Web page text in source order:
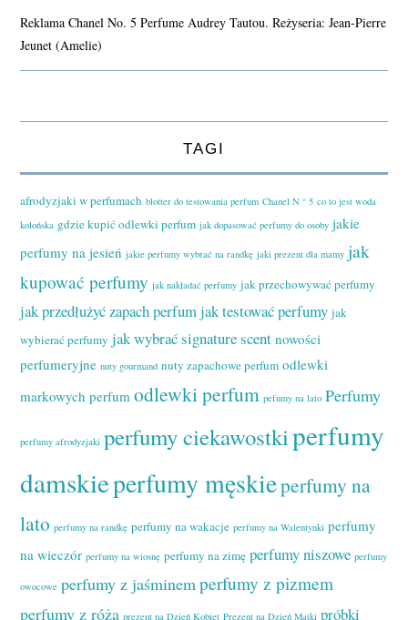
Reklama Chanel No. 5 Perfume Audrey Tautou. Reżyseria: Jean-Pierre
Jeunet (Amelie)
TAGI
afrodyzjaki w perfumach blotter do testowania perfum Chanel N ° 5 co to jest woda
kolońska gdzie kupić odlewki perfum jak dopasować perfumy do osoby jakie
perfumy na jesień jakie perfumy wybrać na randkę jaki prezent dla mamy jak
kupować perfumy jak nakładać perfumy jak przechowywać perfumy
jak przedłużyć zapach perfumjak testować perfumy jak
wybierać perfumy jak wybrać signature scent nowości
perfumeryjne nuty gourmand nuty zapachowe perfum odlewki
markowych perfum odlewki perfum pefumy na lato Perfumy
perfumy afrodyzjaki perfumy ciekawostkiperfumy
damskieperfumy męskieperfumy na
lato perfumy na randkę perfumy na wakacje perfumy na Walentynki perfumy
na wieczór perfumy na wiosnę perfumy na zimę perfumy niszowe perfumy
owocowe perfumy z jaśminemperfumy z pizmem
perfumy z różą prezent na Dzień Kobiet Prezent na Dzień Matki próbki